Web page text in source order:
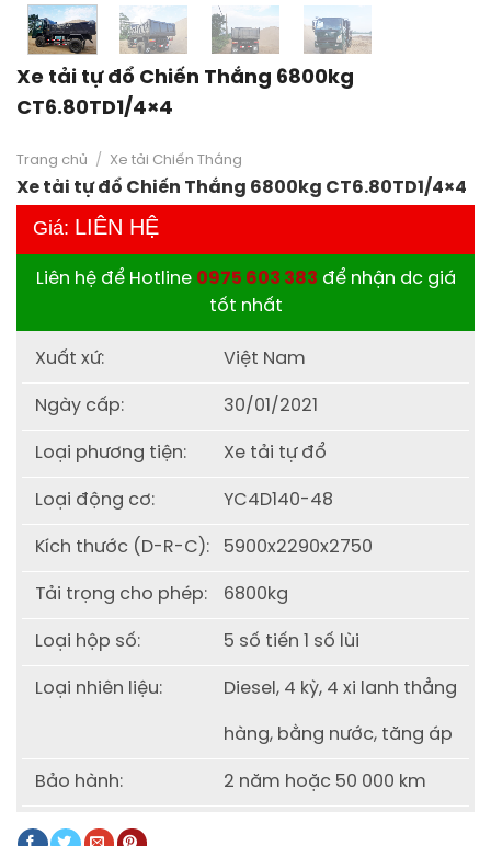
Xe tải tự đổ Chiến Thắng 6800kg
CT6.80TD1/4×4
Trang chủ / Xe tải Chiến Thắng
Xe tải tự đổ Chiến Thắng 6800kg CT6.80TD1/4×4
Giá: LIÊN HỆ
Liên hệ để Hotline 0975 603 383 để nhận dc giá
tốt nhất
Xuất xứ: Việt Nam
Ngày cấp: 30/01/2021
Loại phương tiện: Xe tải tự đổ
Loại động cơ: YC4D140-48
Kích thước (D-R-C): 5900x2290x2750
Tải trọng cho phép: 6800kg
Loại hộp số: 5 số tiến 1 số lùi
Loại nhiên liệu: Diesel, 4 kỳ, 4 xi lanh thẳng
hàng, bằng nước, tăng áp
Bảo hành: 2 năm hoặc 50 000 km